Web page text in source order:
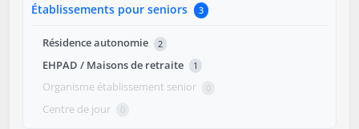
Établissements pour seniors 3
Résidence autonomie 2
EHPAD / Maisons de retraite 1
Organisme établissement senior 0
Centre de jour 0